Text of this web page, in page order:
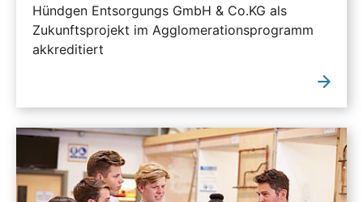
Hündgen Entsorgungs GmbH & Co.KG als
Zukunftsprojekt im Agglomerationsprogramm
akkreditiert